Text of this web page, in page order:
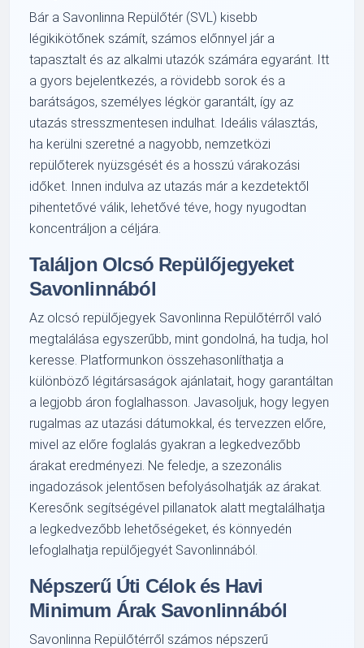
Bár a Savonlinna Repülőtér (SVL) kisebb
légikikötőnek számít, számos előnnyel jár a
tapasztalt és az alkalmi utazók számára egyaránt. Itt
a gyors bejelentkezés, a rövidebb sorok és a
barátságos, személyes légkör garantált, így az
utazás stresszmentesen indulhat. Ideális választás,
ha kerülni szeretné a nagyobb, nemzetközi
repülőterek nyüzsgését és a hosszú várakozási
időket. Innen indulva az utazás már a kezdetektől
pihentetővé válik, lehetővé téve, hogy nyugodtan
koncentráljon a céljára.
Találjon Olcsó Repülőjegyeket
Savonlinnából
Az olcsó repülőjegyek Savonlinna Repülőtérről való
megtalálása egyszerűbb, mint gondolná, ha tudja, hol
keresse. Platformunkon összehasonlíthatja a
különböző légitársaságok ajánlatait, hogy garantáltan
a legjobb áron foglalhasson. Javasoljuk, hogy legyen
rugalmas az utazási dátumokkal, és tervezzen előre,
mivel az előre foglalás gyakran a legkedvezőbb
árakat eredményezi. Ne feledje, a szezonális
ingadozások jelentősen befolyásolhatják az árakat.
Keresőnk segítségével pillanatok alatt megtalálhatja
a legkedvezőbb lehetőségeket, és könnyedén
lefoglalhatja repülőjegyét Savonlinnából.
Népszerű Úti Célok és Havi
Minimum Árak Savonlinnából
Savonlinna Repülőtérről számos népszerű